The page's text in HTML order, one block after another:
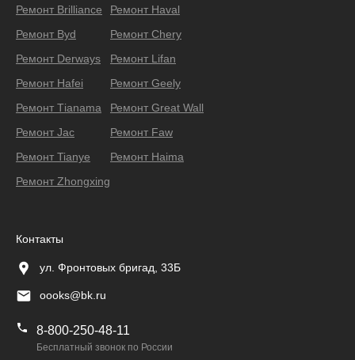
Ремонт Brilliance
Ремонт Byd
Ремонт Derways
Ремонт Hafei
Ремонт Тianama
Ремонт Jac
Ремонт Tianye
Ремонт Zhongxing
Ремонт Haval
Ремонт Chery
Ремонт Lifan
Ремонт Geely
Ремонт Great Wall
Ремонт Faw
Ремонт Haima
Контакты
ул. Фронтовых бригад, 33Б
oooks@bk.ru
8-800-250-48-11
Бесплатный звонок по России